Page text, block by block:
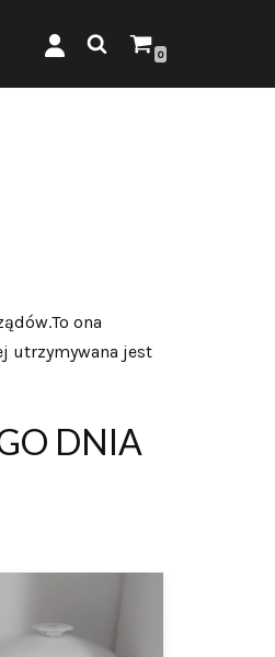
0
ona
utrzymywana jest
DNIA